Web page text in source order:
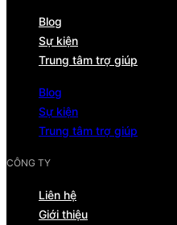
Blog
Sự kiện
Trung tâm trợ giúp
Blog
Sự kiện
Trung tâm trợ giúp
CÔNG TY
Liên hệ
Giới thiệu